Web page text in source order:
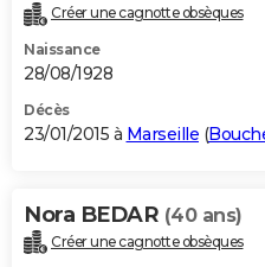
Créer une cagnotte obsèques
Naissance
28/08/1928
Décès
23/01/2015 à Marseille (
Nora BEDAR (40 ans)
Créer une cagnotte obsèques